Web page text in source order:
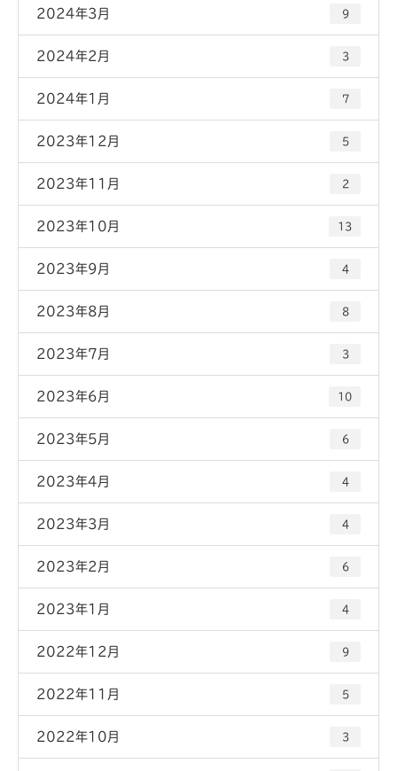
2024年3月 9
2024年2月 3
2024年1月 7
2023年12月 5
2023年11月 2
2023年10月 13
2023年9月 4
2023年8月 8
2023年7月 3
2023年6月 10
2023年5月 6
2023年4月 4
2023年3月 4
2023年2月 6
2023年1月 4
2022年12月 9
2022年11月 5
2022年10月 3